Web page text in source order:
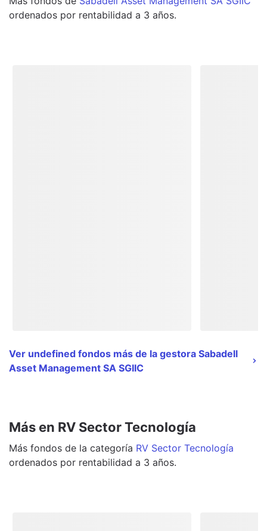
ordenados por rentabilidad a 3 años.
Ver undefined fondos más de la gestora Sabadell
Asset Management SA SGIIC
Más en RV Sector Tecnología
Más fondos de la categoría RV Sector Tecnología
ordenados por rentabilidad a 3 años.